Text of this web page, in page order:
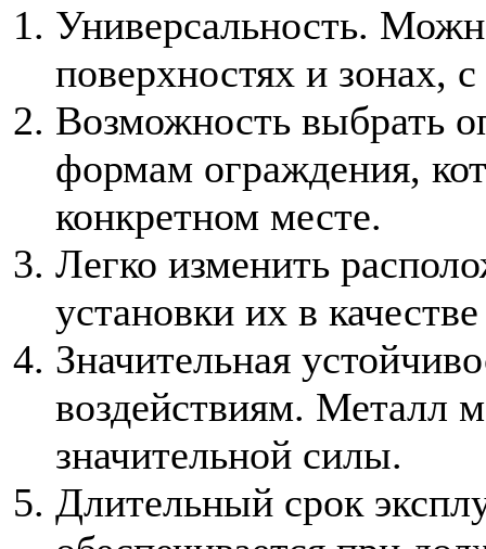
Универсальность.
поверхностях и зонах,
Возможность выбрать
формам ограждения,
конкретном месте.
Легко изменить
установки их в
Значительная
воздействиям. Металл
значительной силы.
Длительный срок